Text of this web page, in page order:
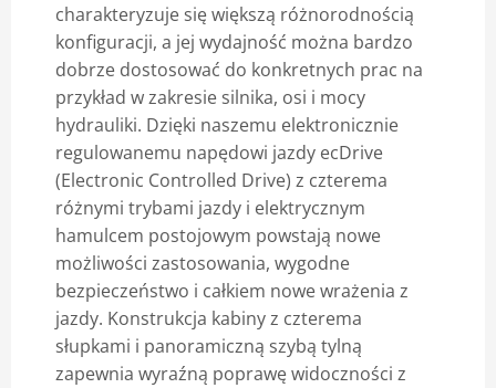
charakteryzuje się większą różnorodnością
konfiguracji, a jej wydajność można bardzo
dobrze dostosować do konkretnych prac na
przykład w zakresie silnika, osi i mocy
hydrauliki. Dzięki naszemu elektronicznie
regulowanemu napędowi jazdy ecDrive
(Electronic Controlled Drive) z czterema
różnymi trybami jazdy i elektrycznym
hamulcem postojowym powstają nowe
możliwości zastosowania, wygodne
bezpieczeństwo i całkiem nowe wrażenia z
jazdy. Konstrukcja kabiny z czterema
słupkami i panoramiczną szybą tylną
zapewnia wyraźną poprawę widoczności z